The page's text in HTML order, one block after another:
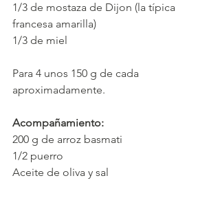
1/3 de mostaza de Dijon (la típica
francesa amarilla)
1/3 de miel
Para 4 unos 150 g de cada
aproximadamente.
Acompañamiento:
200 g de arroz basmati
1/2 puerro
Aceite de oliva y sal